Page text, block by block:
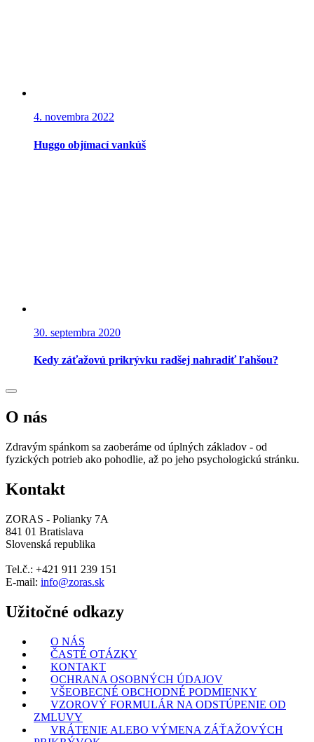
4. novembra 2022
Huggo objímací vankúš
30. septembra 2020
Kedy záťažovú prikrývku radšej nahradiť ľahšou?
O nás
Zdravým spánkom sa zaoberáme od úplných základov - od
fyzických potrieb ako pohodlie, až po jeho psychologickú stránku.
Kontakt
ZORAS - Polianky 7A
841 01 Bratislava
Slovenská republika
Tel.č.: +421 911 239 151
E-mail: info@zoras.sk
Užitočné odkazy
O NÁS
ČASTÉ OTÁZKY
KONTAKT
OCHRANA OSOBNÝCH ÚDAJOV
VŠEOBECNÉ OBCHODNÉ PODMIENKY
VZOROVÝ FORMULÁR NA ODSTÚPENIE OD
ZMLUVY
VRÁTENIE ALEBO VÝMENA ZÁŤAŽOVÝCH